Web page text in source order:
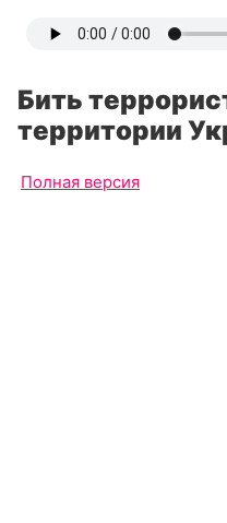
Бить
территории
Полная версия